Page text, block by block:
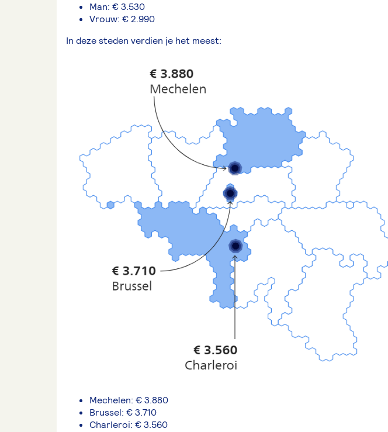
Man: € 3.530
Vrouw: € 2.990
In deze steden verdien je het meest:
Mechelen: € 3.880
Brussel: € 3.710
Charleroi: € 3.560